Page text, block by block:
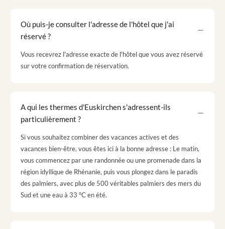
Où puis-je consulter l'adresse de l'hôtel que j'ai
réservé ?
Vous recevrez l'adresse exacte de l'hôtel que vous avez réservé
sur votre confirmation de réservation.
A qui les thermes d'Euskirchen s'adressent-ils
particulièrement ?
Si vous souhaitez combiner des vacances actives et des
vacances bien-être, vous êtes ici à la bonne adresse : Le matin,
vous commencez par une randonnée ou une promenade dans la
région idyllique de Rhénanie, puis vous plongez dans le paradis
des palmiers, avec plus de 500 véritables palmiers des mers du
Sud et une eau à 33 °C en été.